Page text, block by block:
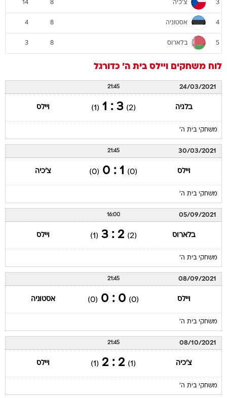
3 צ'כיה 8
14
4 אסטוניה 8
4
5 בלארוס 8
3
לוח משחקים ויילס בית ה' כדורגל
24/03/2021
21:45
בלגיה (2)
3 : 1
(1) ויילס
משחקי בית ה'
30/03/2021
21:45
ויילס (0)
1 : 0
(0) צ'כיה
משחקי בית ה'
05/09/2021
16:00
בלארוס (2)
2 : 3
(1) ויילס
משחקי בית ה'
08/09/2021
21:45
ויילס (0)
0 : 0
(0) אסטוניה
משחקי בית ה'
08/10/2021
21:45
צ'כיה (1)
2 : 2
(1) ויילס
משחקי בית ה'